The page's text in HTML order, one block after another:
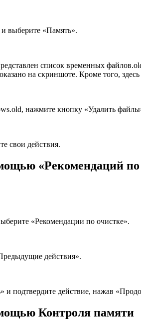
выберите «Память».
список временных
на скриншоте. Кроме того,
нажмите кнопку «Удалить
свои действия.
«Рекомендаций по
«Рекомендации по очистке».
действия».
подтвердите действие, нажав
Контроля памяти